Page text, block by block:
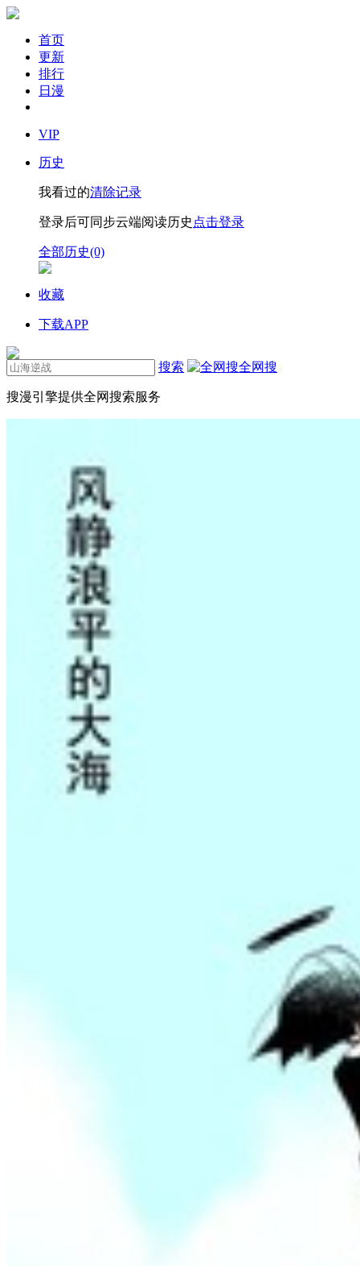
首页
更新
排行
日漫
VIP
历史
我看过的清除记录
登录后可同步云端阅读历史 点击登录
全部历史(0)
收藏
下载APP
搜索 全网搜
搜漫引擎提供全网搜索服务